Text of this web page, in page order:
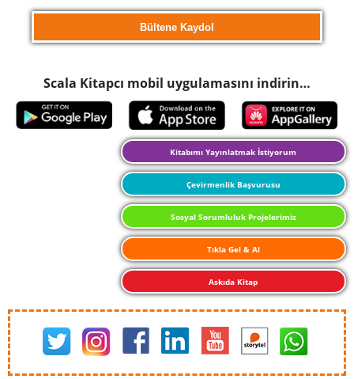
Scala Kitapcı mobil uygulamasını indirin…
Kitabımı Yayınlatmak İstiyorum
Çevirmenlik Başvurusu
Sosyal Sorumluluk Projelerimiz
Tıkla Gel & Al
Askıda Kitap